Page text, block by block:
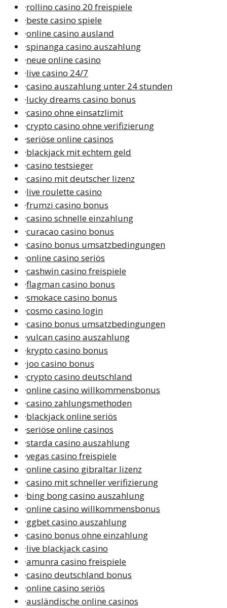
·rollino casino 20 freispiele
·beste casino spiele
·online casino ausland
·spinanga casino auszahlung
·neue online casino
·live casino 24/7
·casino auszahlung unter 24 stunden
·lucky dreams casino bonus
·casino ohne einsatzlimit
·crypto casino ohne verifizierung
·seriöse online casinos
·blackjack mit echtem geld
·casino testsieger
·casino mit deutscher lizenz
·live roulette casino
·frumzi casino bonus
·casino schnelle einzahlung
·curacao casino bonus
·casino bonus umsatzbedingungen
·online casino seriös
·cashwin casino freispiele
·flagman casino bonus
·smokace casino bonus
·cosmo casino login
·casino bonus umsatzbedingungen
·vulcan casino auszahlung
·krypto casino bonus
·joo casino bonus
·crypto casino deutschland
·online casino willkommensbonus
·casino zahlungsmethoden
·blackjack online seriös
·seriöse online casinos
·starda casino auszahlung
·vegas casino freispiele
·online casino gibraltar lizenz
·casino mit schneller verifizierung
·bing bong casino auszahlung
·online casino willkommensbonus
·ggbet casino auszahlung
·casino bonus ohne einzahlung
·live blackjack casino
·amunra casino freispiele
·casino deutschland bonus
·online casino seriös
·ausländische online casinos